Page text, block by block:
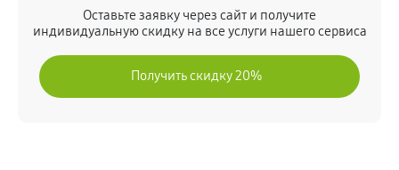
Замена шлейфа матрицы
Замена термопасты ноутбука Acer N3 EN314-51W-
Оставьте заявку через сайт и получите
индивидуальную скидку на все услуги нашего сервиса
Получить скидку 20%